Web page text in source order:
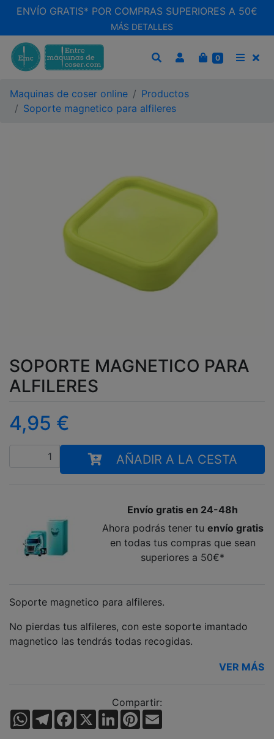
ENVÍO GRATIS* POR COMPRAS SUPERIORES A 50€
MÁS DETALLES
CARRITO
0
Maquinas de coser online
Productos
Soporte magnetico para alfileres
SOPORTE MAGNETICO PARA
ALFILERES
4,95 €
Cantidad
AÑADIR A LA CESTA
Envío gratis en 24-48h
Ahora podrás tener tu envío gratis
en todas tus compras que sean
superiores a 50€*
Soporte magnetico para alfileres.
No pierdas tus alfileres, con este soporte imantado
magnetico las tendrás todas recogidas.
VER MÁS
Compartir:
WhatsApp
TelegramFacebook
X LinkedInPinterest